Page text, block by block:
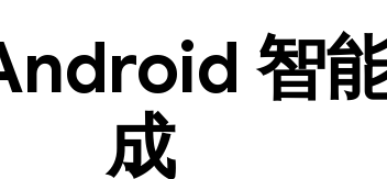
智
成